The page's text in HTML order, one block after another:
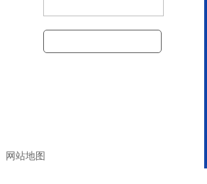
网站地图